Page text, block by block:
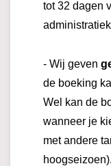
tot 32 dagen
- Wij geven
de boeking
Wel kan de
wanneer je
met andere
hoogseizoen).